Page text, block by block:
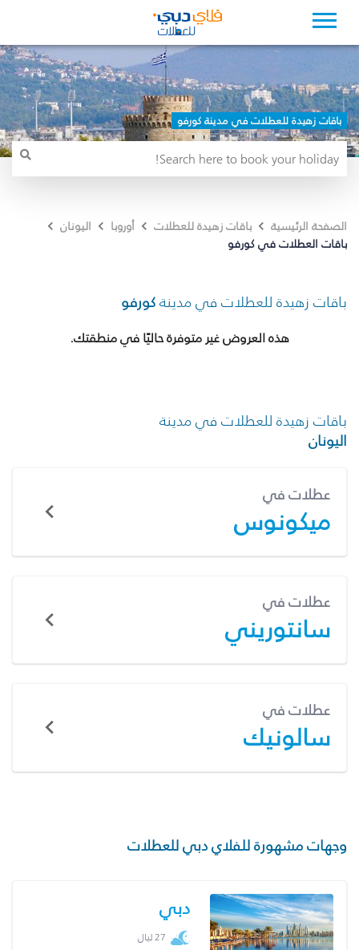
باقات زهيدة للعطلات في مدينة كورفو
الصفحة الرئيسية باقات زهيدة للعطلات أوروبا
اليونان
باقات العطلات في كورفو
باقات زهيدة للعطلات في مدينةكورفو
هذه العروض غير متوفرة حاليًا في منطقتك.
باقات زهيدة للعطلات في مدينة
اليونان
عطلات في
ميكونوس
عطلات في
سانتوريني
عطلات في
سالونيك
وجهات مشهورة للفلاي دبي للعطلات
دبي
27 ليال